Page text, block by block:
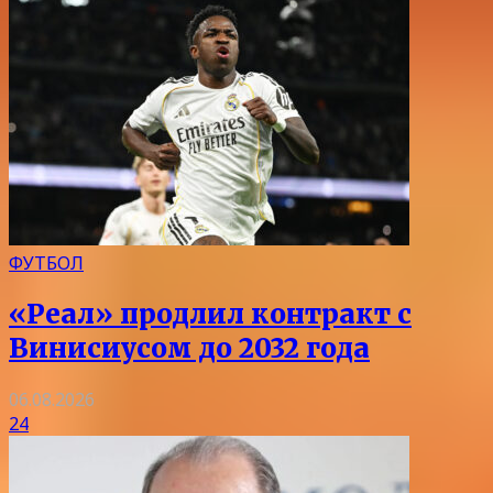
ФУТБОЛ
«Реал» продлил контракт с
Винисиусом до 2032 года
06.08.2026
24